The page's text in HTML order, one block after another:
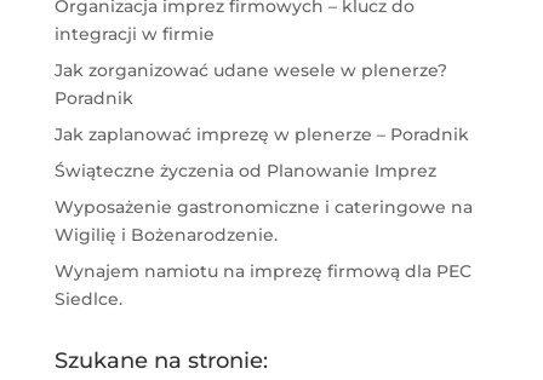
Organizacja imprez firmowych – klucz do
integracji w firmie
Jak zorganizować udane wesele w plenerze?
Poradnik
Jak zaplanować imprezę w plenerze – Poradnik
Świąteczne życzenia od Planowanie Imprez
Wyposażenie gastronomiczne i cateringowe na
Wigilię i Bożenarodzenie.
Wynajem namiotu na imprezę firmową dla PEC
Siedlce.
Szukane na stronie: